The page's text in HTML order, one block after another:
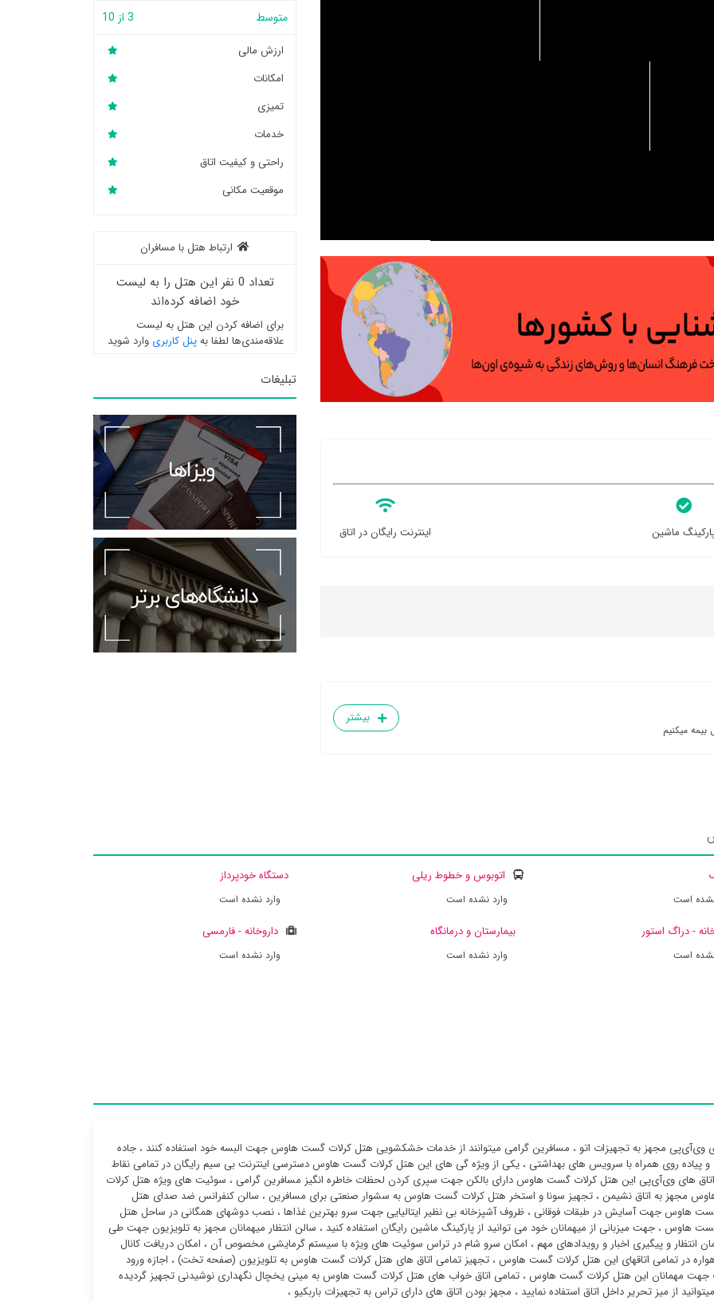
ماشین اینترنت رایگان در اتاق
میکنیم
بیشتر
متوسط 3 از 10
ارزش مالی
امکانات
تمیزی
خدمات
راحتی و کیفیت اتاق
موقعیت مکانی
ارتباط هتل با مسافران
تعداد 0 نفر این هتل را به لیست
خود اضافه کرده‌اند
برای اضافه کردن این هتل به لیست
علاقه‌مندی‌ها لطفا بهپنل کاربری وارد شوید
تبلیغات
است
اتوبوس و خطوط ریلی
وارد نشده است
دستگاه خودپرداز
وارد نشده است
- دراگ استور
است
بیمارستان و درمانگاه
وارد نشده است
داروخانه - فارمسی
وارد نشده است
وی‌آی‌پی مجهز به تجهیزات اتو ، مسافرین گرامی میتوانند از خدمات خشکشویی هتل کرلات گست هاوس جهت البسه خود استفاده کنند ، جاده
و پیاده روی همراه با سرویس های بهداشتی ، یکی از ویژه گی های این هتل کرلات گست هاوس دسترسی اینترنت بی سیم رایگان در تمامی نقاط
های وی‌آی‌پی این هتل کرلات گست هاوس دارای بالکن جهت سپری کردن لحظات خاطره انگیز مسافرین گرامی ، سوئیت ‌های ویژه هتل کرلات
مجهز به اتاق نشیمن ، تجهیز سونا و استخر هتل کرلات گست هاوس به سشوار صنعتی برای مسافرین ، سالن کنفرانس ضد صدای هتل
هاوس جهت آسایش در طبقات فوقانی ، ظروف آشپزخانه بی نظیر ایتالیایی جهت سرو بهترین غذاها ، نصب دوشهای همگانی در ساحل هتل
هاوس ، جهت میزبانی از میهمانان خود می توانید از پارکینگ ماشین رایگان استفاده کنید ، سالن انتظار میهمانان مجهز به تلویزیون جهت طی
انتظار و پیگیری اخبار و رویدادهای مهم ، امکان سرو شام در تراس سوئیت ‌های ویژه با سیستم گرمایشی مخصوص آن ، امکان دریافت کانال
در تمامی اتاقهای این هتل کرلات گست هاوس ، تجهیز تمامی اتاق های هتل کرلات گست هاوس به تلویزیون (صفحه تخت) ، اجازه ورود
جهت مهمانان این هتل کرلات گست هاوس ، تمامی اتاق خواب های هتل کرلات گست هاوس به مینی یخچال نگهداری نوشیدنی تجهیز گردیده
از میز تحریر داخل اتاق استفاده نمایید ، مجهز بودن اتاق های دارای تراس به تجهیزات باربکیو ،